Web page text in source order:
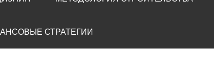
СТРАТЕГИИ